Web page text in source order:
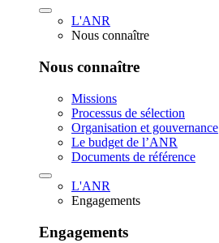
L'ANR
Nous connaître
Nous connaître
Missions
Processus de sélection
Organisation et gouvernance
Le budget de l’ANR
Documents de référence
L'ANR
Engagements
Engagements